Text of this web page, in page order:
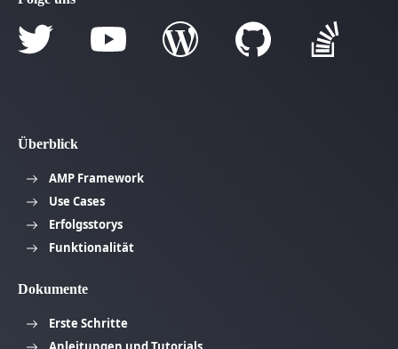
Überblick
AMP Framework
Use Cases
Erfolgsstorys
Funktionalität
Dokumente
Erste Schritte